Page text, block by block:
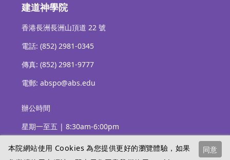
建道神學院
香港長洲長洲山頂道 22 號
電話: (852) 2981-0345
傳真: (852) 2981-9777
電郵: abspo@abs.edu
辦公時間
星期一至五 | 8:30am-6:00pm
同意
本院網站使用 Cookies 為您提供更好的瀏覽體驗，如果